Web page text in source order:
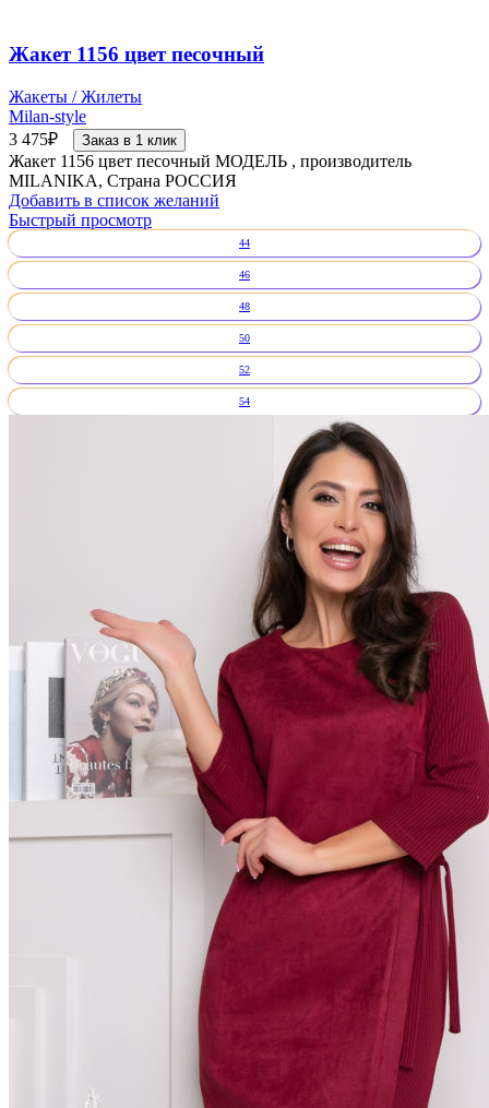
Жакет 1156 цвет песочный
Жакеты / Жилеты
Milan-style
3 475₽ Заказ в 1 клик
Жакет 1156 цвет песочный МОДЕЛЬ , производитель
MILANIKA, Страна РОССИЯ
Добавить в список желаний
Быстрый просмотр
44
46
48
50
52
54